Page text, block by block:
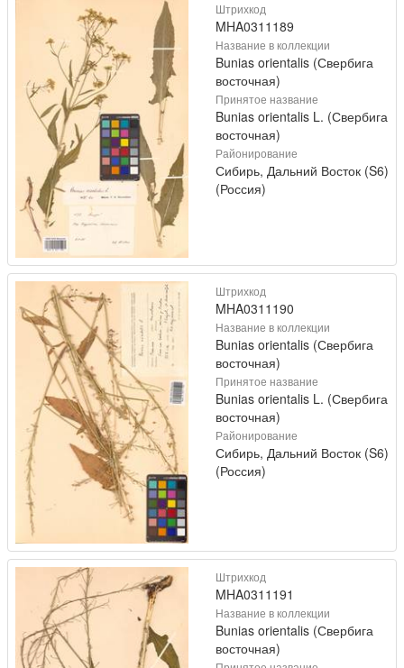
Штрихкод
MHA0311189
Название в коллекции
Bunias orientalis (Свербига
восточная)
Принятое название
Bunias orientalis L. (Свербига
восточная)
Районирование
Сибирь, Дальний Восток (S6)
(Россия)
Штрихкод
MHA0311190
Название в коллекции
Bunias orientalis (Свербига
восточная)
Принятое название
Bunias orientalis L. (Свербига
восточная)
Районирование
Сибирь, Дальний Восток (S6)
(Россия)
Штрихкод
MHA0311191
Название в коллекции
Bunias orientalis (Свербига
восточная)